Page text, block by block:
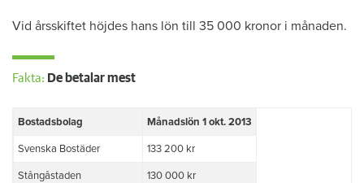
Vid årsskiftet höjdes hans lön till 35 000 kronor i månaden.
Fakta: De betalar mest
Bostadsbolag Månadslön 1 okt. 2013
Svenska Bostäder 133 200 kr
Stångåstaden 130 000 kr